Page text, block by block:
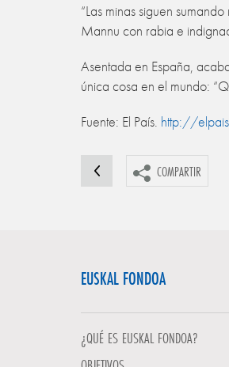
“Las minas siguen
Mannu con rabia e
Asentada en España,
única cosa en el mundo:
Fuente: El País. http://
COMPARTIR
EUSKAL FONDOA
¿QUÉ ES EUSKAL FONDOA?